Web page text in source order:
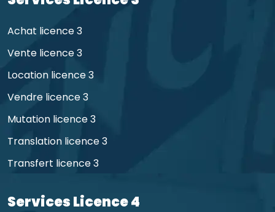
Achat licence 3
Vente licence 3
Location licence 3
Vendre licence 3
Mutation licence 3
Translation licence 3
Transfert licence 3
Services Licence 4